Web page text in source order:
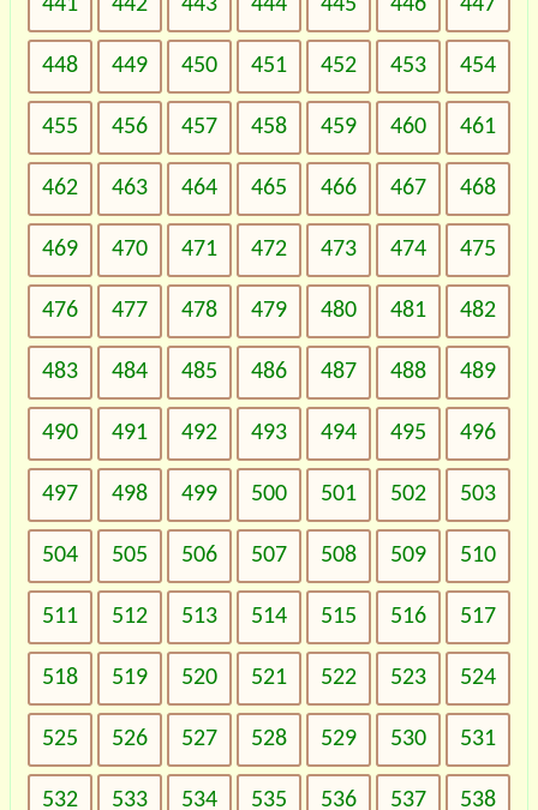
448 449 450 451 452 453 454
455 456 457 458 459 460 461
462 463 464 465 466 467 468
469 470 471 472 473 474 475
476 477 478 479 480 481 482
483 484 485 486 487 488 489
490 491 492 493 494 495 496
497 498 499 500 501 502 503
504 505 506 507 508 509 510
511 512 513 514 515 516 517
518 519 520 521 522 523 524
525 526 527 528 529 530 531
532 533 534 535 536 537 538